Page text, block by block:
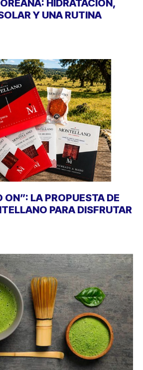
HIDRATACIÓN,
Y UNA RUTINA
ON”: LA PROPUESTA DE
PARA DISFRUTAR